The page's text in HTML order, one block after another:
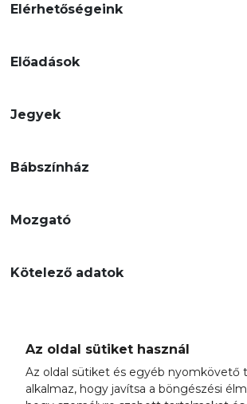
Az oldal sütiket használ
Az oldal sütiket és egyéb nyomkövető
alkalmaz, hogy javítsa a böngészési
Elérhetőségeink
Előadások
Jegyek
Bábszínház
Mozgató
Kötelező adatok
A Budapest Bábszínház Nonprofit
Budapest Főváros Önkormányzata